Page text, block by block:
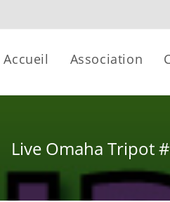
Accueil Association
Live Omaha Tripot